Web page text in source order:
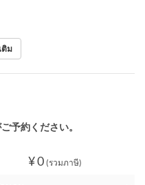
ติม
予約ください。
¥ 0 (รวมภาษี)